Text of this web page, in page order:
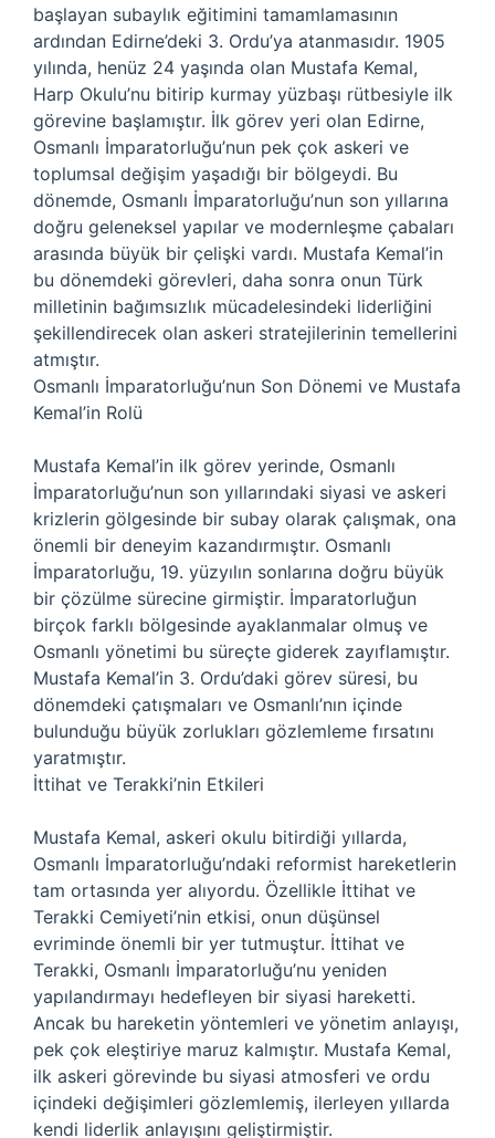
başlayan subaylık eğitimini tamamlamasının
ardından Edirne’deki 3. Ordu’ya atanmasıdır. 1905
yılında, henüz 24 yaşında olan Mustafa Kemal,
Harp Okulu’nu bitirip kurmay yüzbaşı rütbesiyle ilk
görevine başlamıştır. İlk görev yeri olan Edirne,
Osmanlı İmparatorluğu’nun pek çok askeri ve
toplumsal değişim yaşadığı bir bölgeydi. Bu
dönemde, Osmanlı İmparatorluğu’nun son yıllarına
doğru geleneksel yapılar ve modernleşme çabaları
arasında büyük bir çelişki vardı. Mustafa Kemal’in
bu dönemdeki görevleri, daha sonra onun Türk
milletinin bağımsızlık mücadelesindeki liderliğini
şekillendirecek olan askeri stratejilerinin temellerini
atmıştır.
Osmanlı İmparatorluğu’nun Son Dönemi ve Mustafa
Kemal’in Rolü
Mustafa Kemal’in ilk görev yerinde, Osmanlı
İmparatorluğu’nun son yıllarındaki siyasi ve askeri
krizlerin gölgesinde bir subay olarak çalışmak, ona
önemli bir deneyim kazandırmıştır. Osmanlı
İmparatorluğu, 19. yüzyılın sonlarına doğru büyük
bir çözülme sürecine girmiştir. İmparatorluğun
birçok farklı bölgesinde ayaklanmalar olmuş ve
Osmanlı yönetimi bu süreçte giderek zayıflamıştır.
Mustafa Kemal’in 3. Ordu’daki görev süresi, bu
dönemdeki çatışmaları ve Osmanlı’nın içinde
bulunduğu büyük zorlukları gözlemleme fırsatını
yaratmıştır.
İttihat ve Terakki’nin Etkileri
Mustafa Kemal, askeri okulu bitirdiği yıllarda,
Osmanlı İmparatorluğu’ndaki reformist hareketlerin
tam ortasında yer alıyordu. Özellikle İttihat ve
Terakki Cemiyeti’nin etkisi, onun düşünsel
evriminde önemli bir yer tutmuştur. İttihat ve
Terakki, Osmanlı İmparatorluğu’nu yeniden
yapılandırmayı hedefleyen bir siyasi hareketti.
Ancak bu hareketin yöntemleri ve yönetim anlayışı,
pek çok eleştiriye maruz kalmıştır. Mustafa Kemal,
ilk askeri görevinde bu siyasi atmosferi ve ordu
içindeki değişimleri gözlemlemiş, ilerleyen yıllarda
kendi liderlik anlayışını geliştirmiştir.